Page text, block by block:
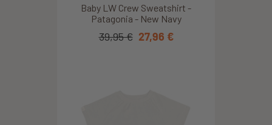
Baby LW Crew Sweatshirt -
Patagonia - New Navy
39,95 € 27,96 €